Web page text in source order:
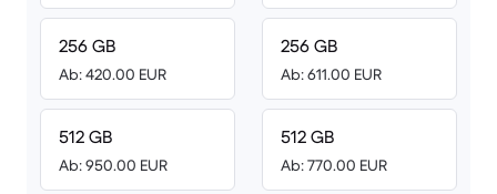
256 GB
Ab: 420.00 EUR
512 GB
Ab: 950.00 EUR
256 GB
Ab: 611.00 EUR
512 GB
Ab: 770.00 EUR